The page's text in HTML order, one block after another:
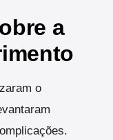
a
o